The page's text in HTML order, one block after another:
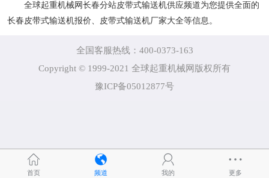
全球起重机械网长春分站皮带式输送机供应频道为您提供全面的
长春皮带式输送机报价、皮带式输送机厂家大全等信息。
全国客服热线：400-0373-163
Copyright © 1999-2021 全球起重机械网版权所有
豫ICP备05012877号
首页 频道 我的 更多